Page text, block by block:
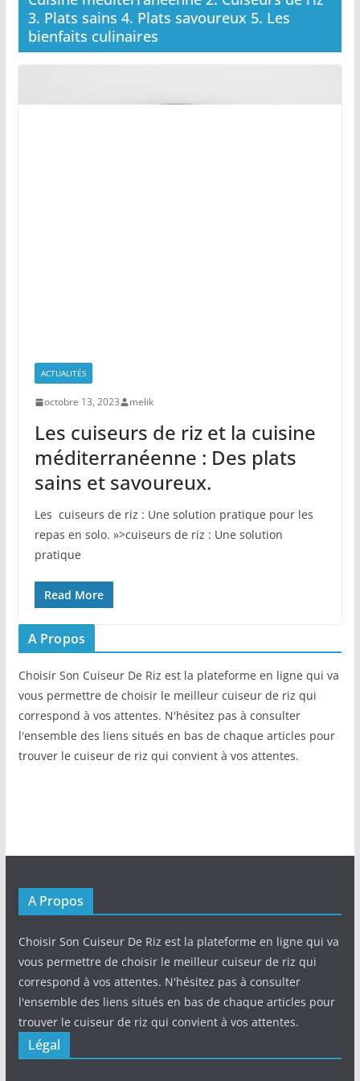
3. Plats sains 4. Plats savoureux 5. Les
bienfaits culinaires
ACTUALITÉS
octobre 13, 2023 melik
Les cuiseurs de riz et la cuisine
méditerranéenne : Des plats
sains et savoureux.
Les ​ cuiseurs de riz : Une solution pratique pour les
repas en solo. »>cuiseurs de riz : Une solution
pratique
Read More
A Propos
Choisir Son Cuiseur De Riz est la plateforme en ligne qui va
vous permettre de choisir le meilleur cuiseur de riz qui
correspond à vos attentes. N'hésitez pas à consulter
l'ensemble des liens situés en bas de chaque articles pour
trouver le cuiseur de riz qui convient à vos attentes.
A Propos
Choisir Son Cuiseur De Riz est la plateforme en ligne qui va
vous permettre de choisir le meilleur cuiseur de riz qui
correspond à vos attentes. N'hésitez pas à consulter
l'ensemble des liens situés en bas de chaque articles pour
trouver le cuiseur de riz qui convient à vos attentes.
Légal